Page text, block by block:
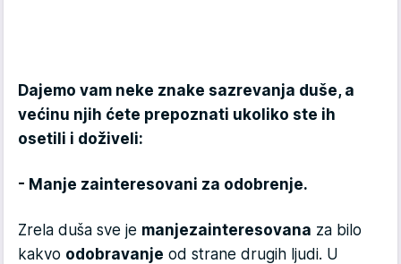
Dajemo vam neke znake sazrevanja duše, a
većinu njih ćete prepoznati ukoliko ste ih
osetili i doživeli:
- Manje zainteresovani za odobrenje.
Zrela duša sve je manjezainteresovana za bilo
kakvo odobravanje od strane drugih ljudi. U